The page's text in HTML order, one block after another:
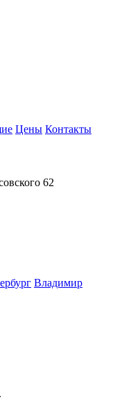
Цены Контакты
62
Владимир